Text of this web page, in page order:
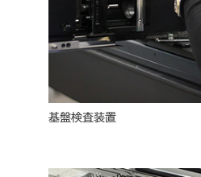
基盤検査装置